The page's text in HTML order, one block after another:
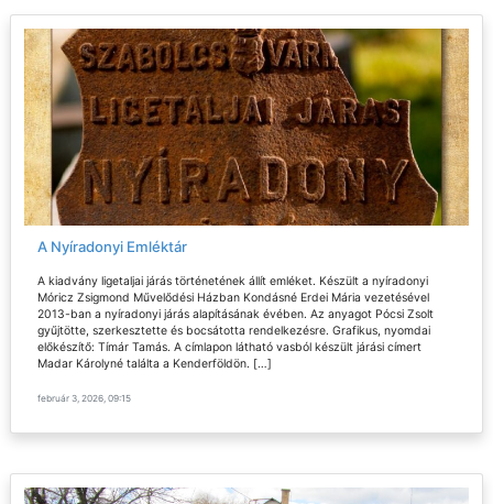
A Nyíradonyi Emléktár
A kiadvány ligetaljai járás történetének állít emléket. Készült a nyíradonyi
Móricz Zsigmond Művelődési Házban Kondásné Erdei Mária vezetésével
2013-ban a nyíradonyi járás alapításának évében. Az anyagot Pócsi Zsolt
gyűjtötte, szerkesztette és bocsátotta rendelkezésre. Grafikus, nyomdai
előkészítő: Tímár Tamás. A címlapon látható vasból készült járási címert
Madar Károlyné találta a Kenderföldön. […]
február 3, 2026, 09:15